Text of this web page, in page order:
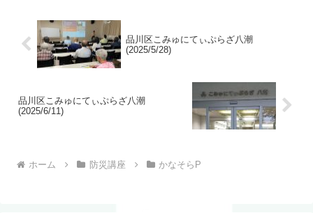
品川区こみゅにてぃぷらざ八潮
(2025/5/28)
品川区こみゅにてぃぷらざ八潮
(2025/6/11)
ホーム 防災講座 かなそらP